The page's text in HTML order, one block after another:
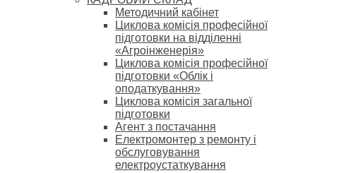
Методичний кабінет
Циклова комісія професійної
підготовки на відділенні
«Агроінженерія»
Циклова комісія професійної
підготовки «Облік і
оподаткування»
Циклова комісія загальної
підготовки
Агент з постачання
Електромонтер з ремонту і
обслуговування
електроустаткування